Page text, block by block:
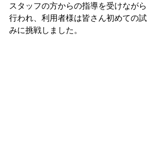
スタッフの方からの指導を受けながら
行われ、利用者様は皆さん初めての試
みに挑戦しました。